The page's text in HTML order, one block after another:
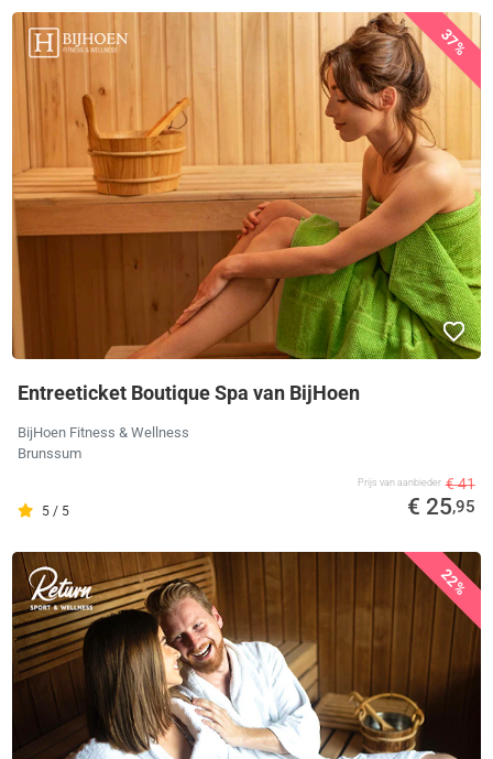
37%
Entreeticket Boutique Spa van BijHoen
BijHoen Fitness & Wellness
Brunssum
5 / 5
Prijs van aanbieder € 41
€ 25,95
22%